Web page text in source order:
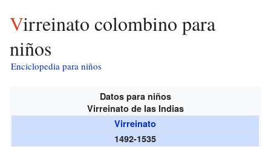
Virreinato colombino para
niños
Enciclopedia para niños
Datos para niños
Virreinato de las Indias
Virreinato
1492-1535